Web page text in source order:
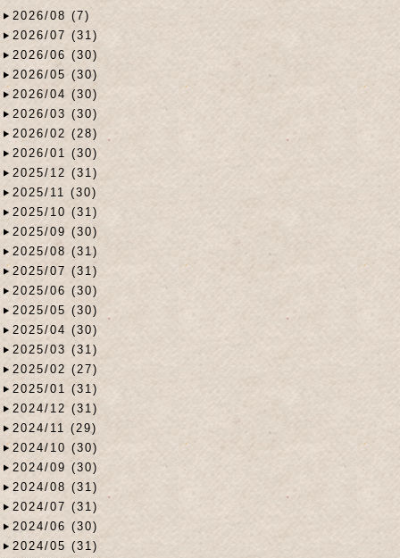
2026/08 (7)
2026/07 (31)
2026/06 (30)
2026/05 (30)
2026/04 (30)
2026/03 (30)
2026/02 (28)
2026/01 (30)
2025/12 (31)
2025/11 (30)
2025/10 (31)
2025/09 (30)
2025/08 (31)
2025/07 (31)
2025/06 (30)
2025/05 (30)
2025/04 (30)
2025/03 (31)
2025/02 (27)
2025/01 (31)
2024/12 (31)
2024/11 (29)
2024/10 (30)
2024/09 (30)
2024/08 (31)
2024/07 (31)
2024/06 (30)
2024/05 (31)